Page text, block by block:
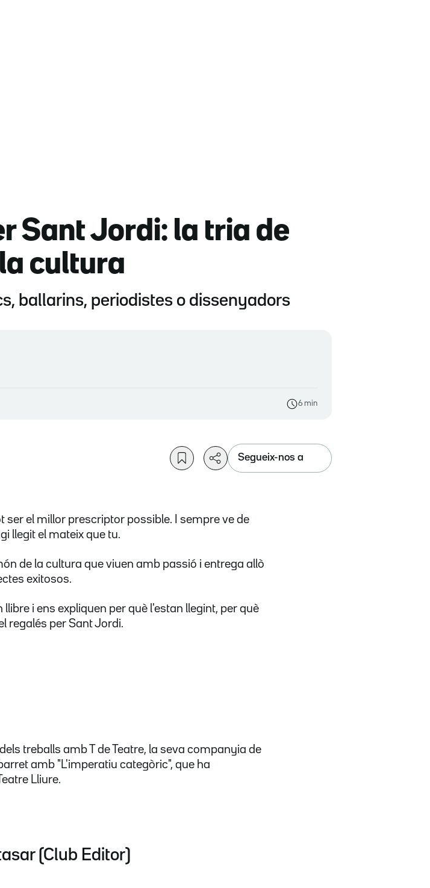
Sant Jordi: la tria de
cultura
ballarins, periodistes o dissenyadors
6 min
Segueix-nos a
ser el millor prescriptor possible. I sempre ve de
llegit el mateix que tu.
de la cultura que viuen amb passió i entrega allò
exitosos.
i ens expliquen per què l'estan llegint, per què
regalés per Sant Jordi.
treballs amb T de Teatre, la seva companyia de
amb "L'imperatiu categòric", que ha
Lliure.
(Club Editor)